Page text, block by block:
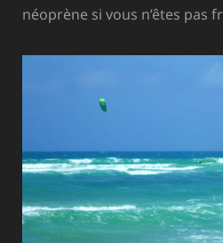
néoprène si vous n’êtes pas